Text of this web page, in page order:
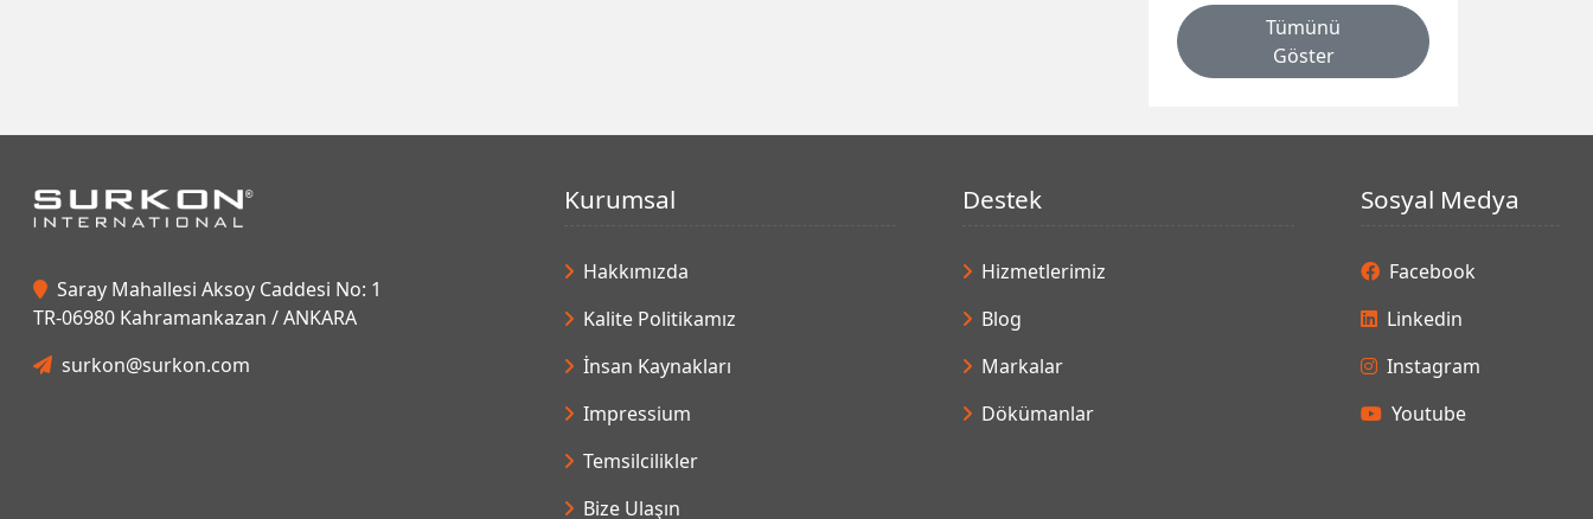
Tümünü
Göster
Saray Mahallesi Aksoy Caddesi No: 1
TR-06980 Kahramankazan / ANKARA
surkon@surkon.com
Kurumsal
Hakkımızda
Kalite Politikamız
İnsan Kaynakları
Impressium
Temsilcilikler
Bize Ulaşın
Destek
Hizmetlerimiz
Blog
Markalar
Dökümanlar
Sosyal Medya
Facebook
Linkedin
Instagram
Youtube